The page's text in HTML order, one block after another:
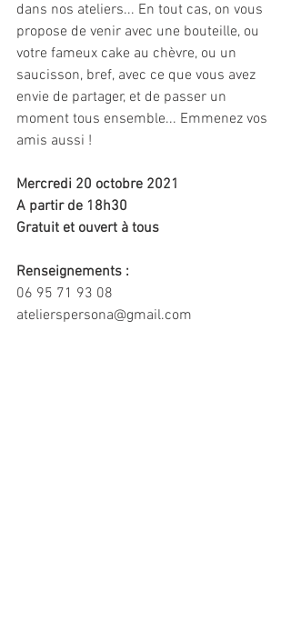
dans nos ateliers... En tout cas, on vous
propose de venir avec une bouteille, ou
votre fameux cake au chèvre, ou un
saucisson, bref, avec ce que vous avez
envie de partager, et de passer un
moment tous ensemble... Emmenez vos
amis aussi !
Mercredi 20 octobre 2021
A partir de 18h30
Gratuit et ouvert à tous
Renseignements :
06 95 71 93 08
atelierspersona@gmail.com